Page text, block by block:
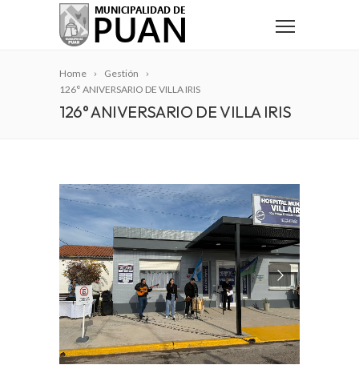
Home
Gestión
126° ANIVERSARIO DE VILLA IRIS
126° ANIVERSARIO DE VILLA IRIS